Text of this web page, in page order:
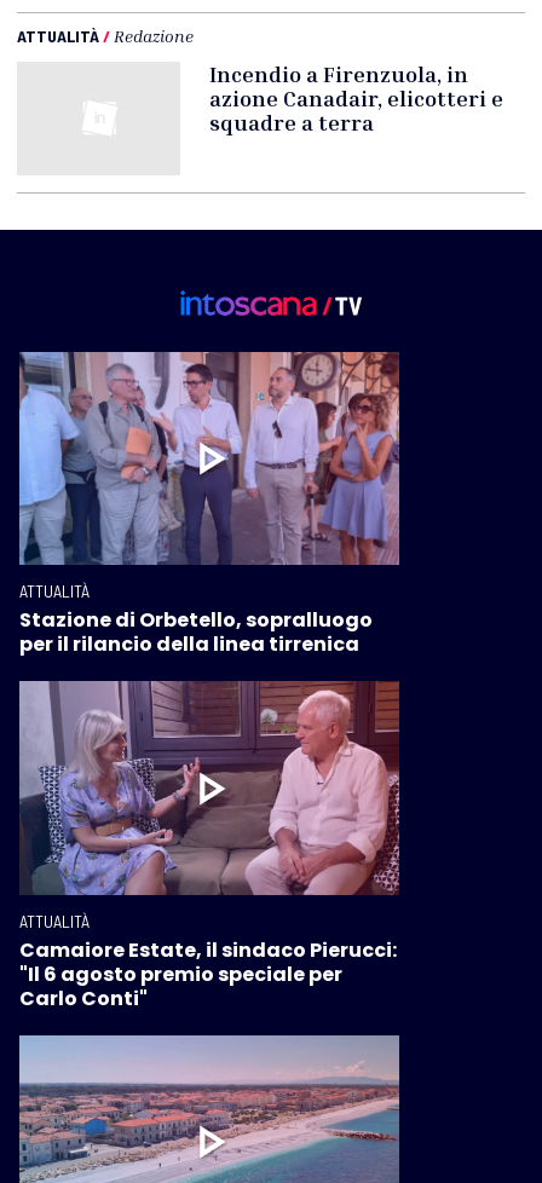
ATTUALITÀ/ Redazione
Incendio a Firenzuola, in
azione Canadair, elicotteri e
squadre a terra
ATTUALITÀ
Stazione di Orbetello, sopralluogo
per il rilancio della linea tirrenica
ATTUALITÀ
Camaiore Estate, il sindaco Pierucci:
"Il 6 agosto premio speciale per
Carlo Conti"